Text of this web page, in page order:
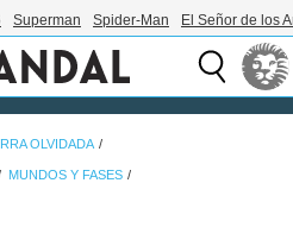
Superman Spider-Man El Señor de los
OLVIDADA
MUNDOS Y FASES